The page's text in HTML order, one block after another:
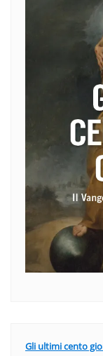
Gli ultimi cento